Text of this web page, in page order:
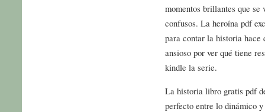
momentos brillantes que se
confusos. La heroína pdf
para contar la historia hace
ansioso por ver qué tiene
kindle la serie.
La historia libro gratis pdf
perfecto entre lo dinámico